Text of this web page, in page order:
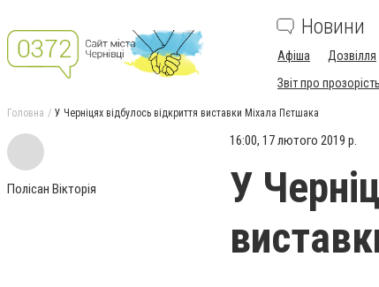
Новини
Афіша Дозвілля
Звіт про
Головна У Черніцях відбулось відкриття виставки Міхала Пєтшака
Полісан Вікторія
16:00, 17 лютого 2019 р.
У